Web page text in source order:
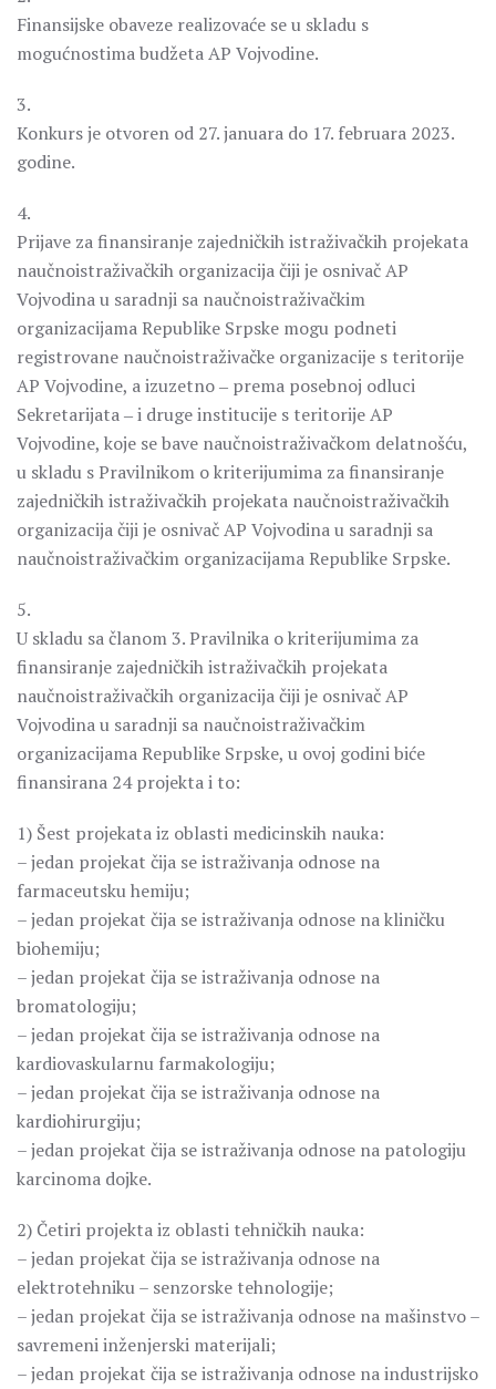
Finansijske obaveze realizovaće se u skladu s
mogućnostima budžeta AP Vojvodine.
3.
Konkurs je otvoren od 27. januara do 17. februara 2023.
godine.
4.
Prijave za finansiranje zajedničkih istraživačkih projekata
naučnoistraživačkih organizacija čiji je osnivač AP
Vojvodina u saradnji sa naučnoistraživačkim
organizacijama Republike Srpske mogu podneti
registrovane naučnoistraživačke organizacije s teritorije
AP Vojvodine, a izuzetno ‒ prema posebnoj odluci
Sekretarijata ‒ i druge institucije s teritorije AP
Vojvodine, koje se bave naučnoistraživačkom delatnošću,
u skladu s Pravilnikom o kriterijumima za finansiranje
zajedničkih istraživačkih projekata naučnoistraživačkih
organizacija čiji je osnivač AP Vojvodina u saradnji sa
naučnoistraživačkim organizacijama Republike Srpske.
5.
U skladu sa članom 3. Pravilnika o kriterijumima za
finansiranje zajedničkih istraživačkih projekata
naučnoistraživačkih organizacija čiji je osnivač AP
Vojvodina u saradnji sa naučnoistraživačkim
organizacijama Republike Srpske, u ovoj godini biće
finansirana 24 projekta i to:
1) Šest projekata iz oblasti medicinskih nauka:
– jedan projekat čija se istraživanja odnose na
farmaceutsku hemiju;
– jedan projekat čija se istraživanja odnose na kliničku
biohemiju;
– jedan projekat čija se istraživanja odnose na
bromatologiju;
– jedan projekat čija se istraživanja odnose na
kardiovaskularnu farmakologiju;
– jedan projekat čija se istraživanja odnose na
kardiohirurgiju;
– jedan projekat čija se istraživanja odnose na patologiju
karcinoma dojke.
2) Četiri projekta iz oblasti tehničkih nauka:
– jedan projekat čija se istraživanja odnose na
elektrotehniku – senzorske tehnologije;
– jedan projekat čija se istraživanja odnose na mašinstvo –
savremeni inženjerski materijali;
– jedan projekat čija se istraživanja odnose na industrijsko